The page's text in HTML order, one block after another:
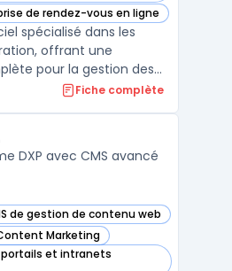
de rendez-vous en ligne
catégorie
spécialisé dans les
offrant une
pour la gestion des
des contacts, des
et respectueuse de
Fiche complète
DXP avec CMS avancé
de gestion de contenu web
cette catégorie
Marketing
cette catégorie
et intranets
cette catégorie